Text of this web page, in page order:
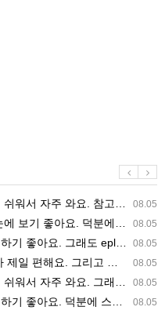
08.05
츠중계 정보 확인할 때 출처 꼭 체크해요.…
08.05
계 볼 때 공식 중계 채널 먼저 찾아봐요. …
08.05
때 공식 중계 채널 먼저 찾아봐요. 북마크…
08.05
계 정보 확인할 때 출처 꼭 체크해요. 앞…
08.05
중계도 정식 서비스로 봐야 안전해요. 다음…
08.05
법적인 경로로만 시청하려 해요. 좋은 정보…